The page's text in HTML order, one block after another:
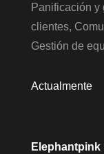
Panificación y
clientes,
Gestión de
Actualmente
Elephantpink